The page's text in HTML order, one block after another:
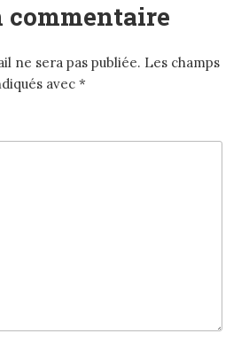
commentaire
ne sera pas publiée. Les champs
avec *